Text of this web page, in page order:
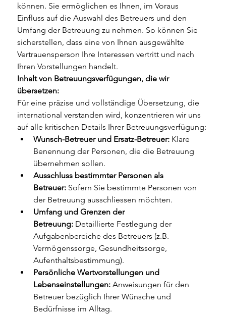
können. Sie ermöglichen es Ihnen, im Voraus
Einfluss auf die Auswahl des Betreuers und den
Umfang der Betreuung zu nehmen. So können Sie
sicherstellen, dass eine von Ihnen ausgewählte
Vertrauensperson Ihre Interessen vertritt und nach
Ihren Vorstellungen handelt.
Inhalt von Betreuungsverfügungen, die wir
übersetzen:
Für eine präzise und vollständige Übersetzung, die
international verstanden wird, konzentrieren wir uns
auf alle kritischen Details Ihrer Betreuungsverfügung:
Wunsch-Betreuer und Ersatz-Betreuer: Klare
Benennung der Personen, die die Betreuung
übernehmen sollen.
Ausschluss bestimmter Personen als
Betreuer: Sofern Sie bestimmte Personen von
der Betreuung ausschliessen möchten.
Umfang und Grenzen der
Betreuung: Detaillierte Festlegung der
Aufgabenbereiche des Betreuers (z.B.
Vermögenssorge, Gesundheitssorge,
Aufenthaltsbestimmung).
Persönliche Wertvorstellungen und
Lebenseinstellungen: Anweisungen für den
Betreuer bezüglich Ihrer Wünsche und
Bedürfnisse im Alltag.